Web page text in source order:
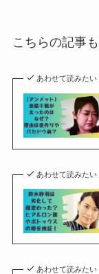
こちらの記事
あわせて読みたい
あわせて読みたい
あわせて読みたい